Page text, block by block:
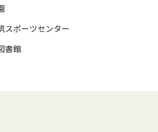
スポーツセンター
書館